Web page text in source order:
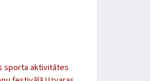
sporta aktivitātes